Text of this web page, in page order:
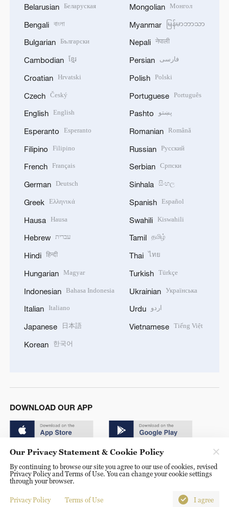
Belarusian Беларуская
Bengali বাংলা
Bulgarian Български
Cambodian ខ្មែរ
Croatian Hrvatski
Czech Český
English English
Esperanto Esperanto
Filipino Filipino
French Français
German Deutsch
Greek Ελληνικά
Hausa Hausa
Hebrew עברית
Hindi हिन्दी
Hungarian Magyar
Indonesian Bahasa Indonesia
Italian Italiano
Japanese 日本語
Korean 한국어
Mongolian Монгол
Myanmar မြန်မာဘာသာ
Nepali नेपाली
Persian فارسی
Polish Polski
Portuguese Português
Pashto پښتو
Romanian Română
Russian Русский
Serbian Српски
Sinhala සිංහල
Spanish Español
Swahili Kiswahili
Tamil தமிழ்
Thai ไทย
Turkish Türkçe
Ukrainian Українська
Urdu اردو
Vietnamese Tiếng Việt
DOWNLOAD OUR APP
© China Radio International.CRI. All Rights Reserved. 16A
Shijingshan Road, Beijing, China. 100040
Our Privacy Statement & Cookie Policy
By continuing to browse our site you agree to our use of cookies, revised
Privacy Policy and Terms of Use. You can change your cookie settings
through your browser.
Privacy Policy Terms of Use I agree